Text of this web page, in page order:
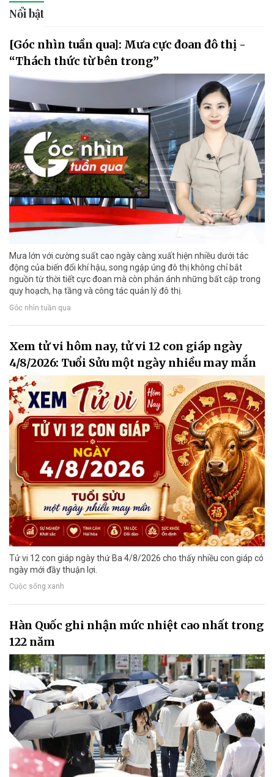
Nổi bật
[Góc nhìn tuần qua]: Mưa cực đoan đô thị -
“Thách thức từ bên trong”
Mưa lớn với cường suất cao ngày càng xuất hiện nhiều dưới tác
động của biến đổi khí hậu, song ngập úng đô thị không chỉ bắt
nguồn từ thời tiết cực đoan mà còn phản ánh những bất cập trong
quy hoạch, hạ tầng và công tác quản lý đô thị.
Góc nhìn tuần qua
Xem tử vi hôm nay, tử vi 12 con giáp ngày
4/8/2026: Tuổi Sửu một ngày nhiều may mắn
Tử vi 12 con giáp ngày thứ Ba 4/8/2026 cho thấy nhiều con giáp có
ngày mới đầy thuận lợi.
Cuộc sống xanh
Hàn Quốc ghi nhận mức nhiệt cao nhất trong
122 năm